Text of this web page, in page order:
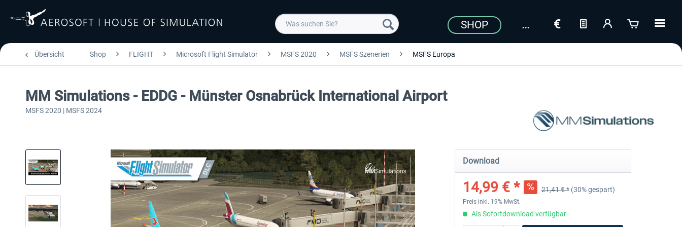
SHOP
Übersicht Shop FLIGHT Microsoft Flight Simulator MSFS 2020 MSFS Szenerien MSFS Europa
MM Simulations - EDDG - Münster Osnabrück International Airport
MSFS 2020 | MSFS 2024
Download
14,99 € * 21,41 € * (30% gespart)
Preis inkl. 19% MwSt.
Als Sofortdownload verfügbar